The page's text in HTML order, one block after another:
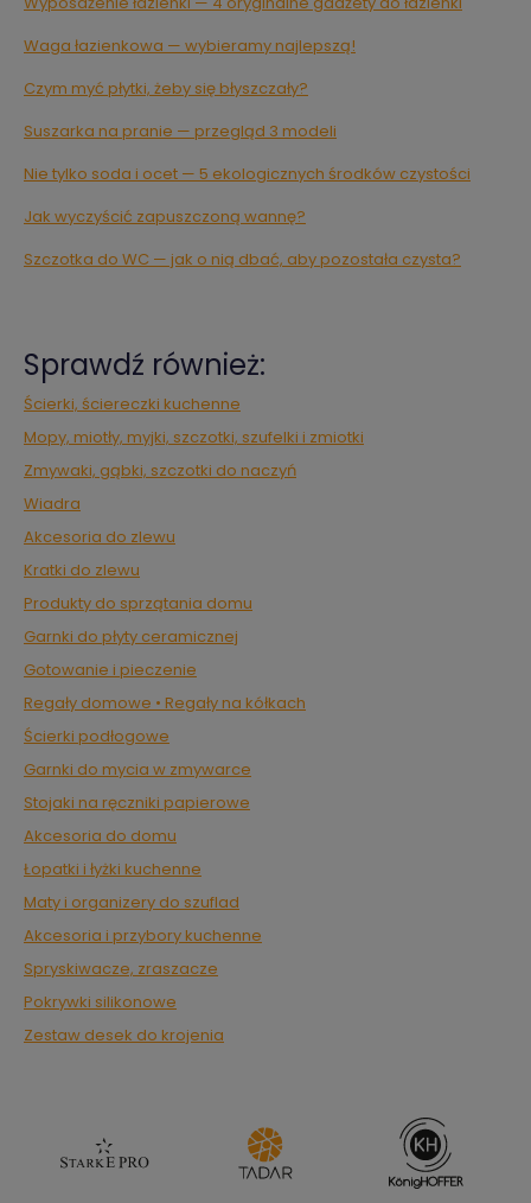
Waga łazienkowa — wybieramy najlepszą!
Czym myć płytki, żeby się błyszczały?
Suszarka na pranie — przegląd 3 modeli
Nie tylko soda i ocet — 5 ekologicznych środków czystości
Jak wyczyścić zapuszczoną wannę?
Szczotka do WC — jak o nią dbać, aby pozostała czysta?
Sprawdź również:
Ścierki, ściereczki kuchenne
Mopy, miotły, myjki, szczotki, szufelki i zmiotki
Zmywaki, gąbki, szczotki do naczyń
Wiadra
Akcesoria do zlewu
Kratki do zlewu
Produkty do sprzątania domu
Garnki do płyty ceramicznej
Gotowanie i pieczenie
Regały domowe • Regały na kółkach
Ścierki podłogowe
Garnki do mycia w zmywarce
Stojaki na ręczniki papierowe
Akcesoria do domu
Łopatki i łyżki kuchenne
Maty i organizery do szuflad
Akcesoria i przybory kuchenne
Spryskiwacze, zraszacze
Pokrywki silikonowe
Zestaw desek do krojenia